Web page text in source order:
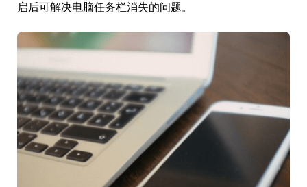
启后可解决电脑任务栏消失的问题。